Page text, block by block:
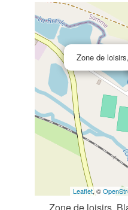
Zone de
Leaflet, ©